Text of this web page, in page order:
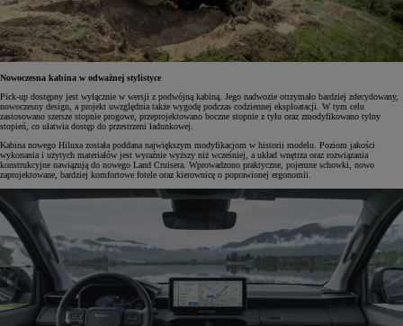
Nowoczesna kabina w odważnej stylistyce
Pick-up dostępny jest wyłącznie w wersji z podwójną kabiną. Jego nadwozie otrzymało bardziej zdecydowany,
nowoczesny design, a projekt uwzględnia także wygodę podczas codziennej eksploatacji. W tym celu
zastosowano szersze stopnie progowe, przeprojektowano boczne stopnie z tyłu oraz zmodyfikowano tylny
stopień, co ułatwia dostęp do przestrzeni ładunkowej.
Kabina nowego Hiluxa została poddana największym modyfikacjom w historii modelu. Poziom jakości
wykonania i użytych materiałów jest wyraźnie wyższy niż wcześniej, a układ wnętrza oraz rozwiązania
konstrukcyjne nawiązują do nowego Land Cruisera. Wprowadzono praktyczne, pojemne schowki, nowo
zaprojektowane, bardziej komfortowe fotele oraz kierownicę o poprawionej ergonomii.